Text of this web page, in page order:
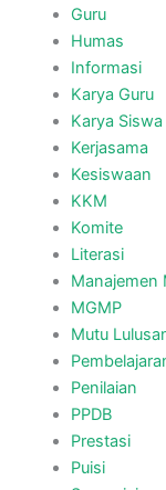
Guru
Humas
Informasi
Karya Guru
Karya Siswa
Kerjasama
Kesiswaan
KKM
Komite
Literasi
Manajemen
MGMP
Mutu
Penilaian
PPDB
Prestasi
Puisi